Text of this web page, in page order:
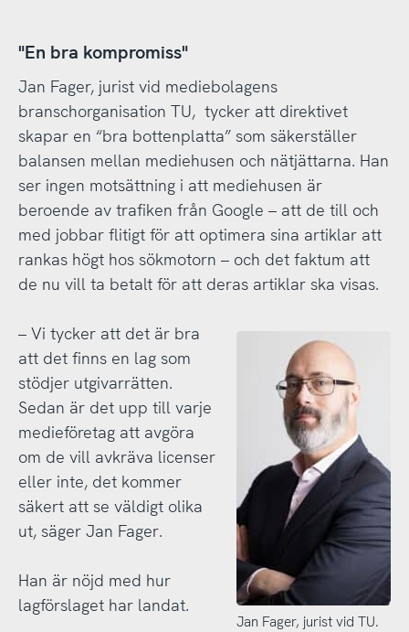
"En bra kompromiss"
Jan Fager, jurist vid mediebolagens
branschorganisation TU, tycker att direktivet
skapar en “bra bottenplatta” som säkerställer
balansen mellan mediehusen och nätjättarna. Han
ser ingen motsättning i att mediehusen är
beroende av trafiken från Google – att de till och
med jobbar flitigt för att optimera sina artiklar att
rankas högt hos sökmotorn – och det faktum att
de nu vill ta betalt för att deras artiklar ska visas.
Jan Fager, jurist vid TU.
– Vi tycker att det är bra
att det finns en lag som
stödjer utgivarrätten.
Sedan är det upp till varje
medieföretag att avgöra
om de vill avkräva licenser
eller inte, det kommer
säkert att se väldigt olika
ut, säger Jan Fager.
Han är nöjd med hur
lagförslaget har landat.